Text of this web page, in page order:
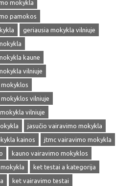
mokykla
pamokos
geriausia mokykla vilniuje
kaune
vilniuje
vilniuje
vilniuje
jasučio vairavimo mokykla
kainos
jtmc vairavimo mokykla
kauno vairavimo mokyklos
ket testai a kategorija
ket vairavimo testai